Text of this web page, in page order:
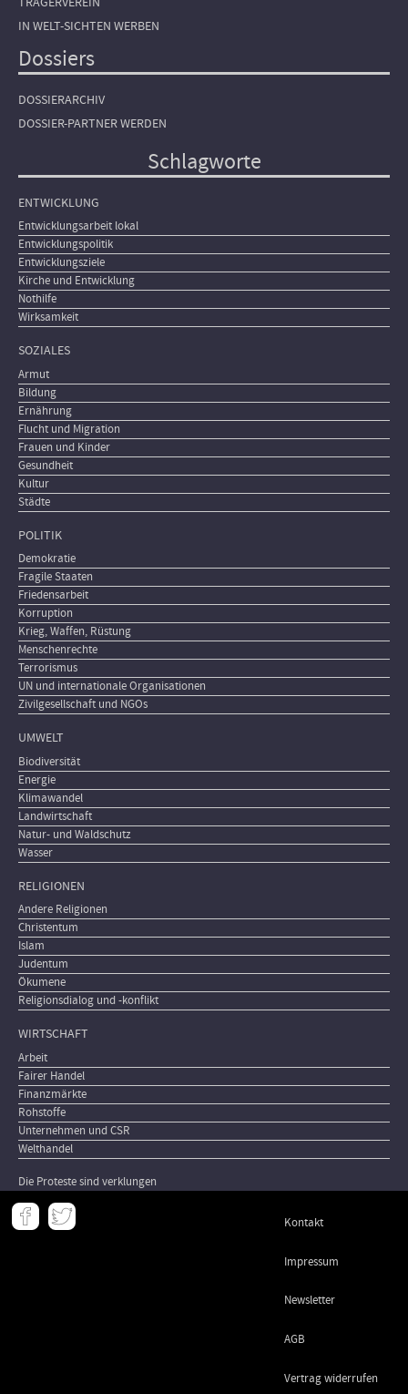
IN WELT-SICHTEN WERBEN
Dossiers
DOSSIERARCHIV
DOSSIER-PARTNER WERDEN
Schlagworte
ENTWICKLUNG
Entwicklungsarbeit lokal
Entwicklungspolitik
Entwicklungsziele
Kirche und Entwicklung
Nothilfe
Wirksamkeit
SOZIALES
Armut
Bildung
Ernährung
Flucht und Migration
Frauen und Kinder
Gesundheit
Kultur
Städte
POLITIK
Demokratie
Fragile Staaten
Friedensarbeit
Korruption
Krieg, Waffen, Rüstung
Menschenrechte
Terrorismus
UN und internationale Organisationen
Zivilgesellschaft und NGOs
UMWELT
Biodiversität
Energie
Klimawandel
Landwirtschaft
Natur- und Waldschutz
Wasser
RELIGIONEN
Andere Religionen
Christentum
Islam
Judentum
Ökumene
Religionsdialog und -konflikt
WIRTSCHAFT
Arbeit
Fairer Handel
Finanzmärkte
Rohstoffe
Unternehmen und CSR
Welthandel
Die Proteste sind verklungen
Meta
- Kontakt
Impressum
Newsletter
AGB
Vertrag widerrufen